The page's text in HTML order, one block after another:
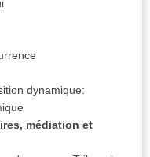
dynamique:
médiation et